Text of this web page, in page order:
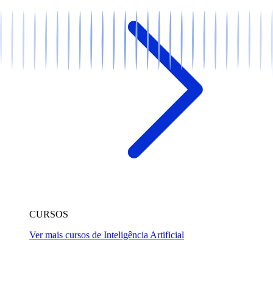
CURSOS
Ver mais cursos de Inteligência Artificial